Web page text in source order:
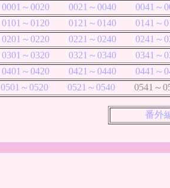
0001～0020 0021～0040
0041～
0101～0120
0121～0140
0141～
0201～0220
0221～0240
0241～
0301～0320
0321～0340
0341～
0401～0420
0421～0440
0441～
0501～0520
0521～05400541～
番外